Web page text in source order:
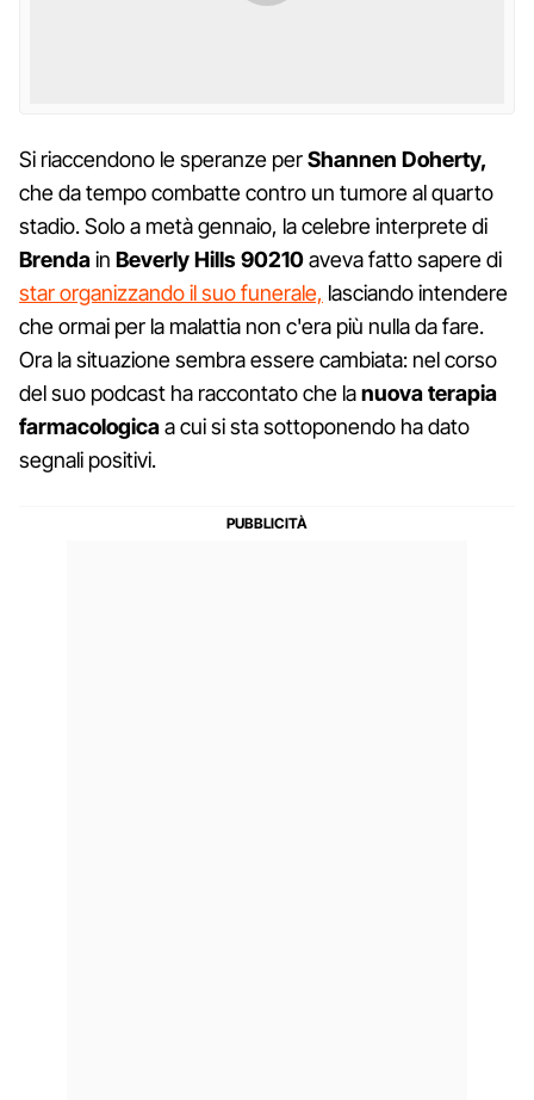
Si riaccendono le speranze perShannen Doherty,
che da tempo combatte contro un tumore al quarto
stadio. Solo a metà gennaio, la celebre interprete di
Brendain Beverly Hills 90210aveva fatto sapere di
star organizzando il suo funerale, lasciando intendere
che ormai per la malattia non c'era più nulla da fare.
Ora la situazione sembra essere cambiata: nel corso
del suo podcast ha raccontato che lanuovaterapia
farmacologicaa cui si sta sottoponendo ha dato
segnali positivi.